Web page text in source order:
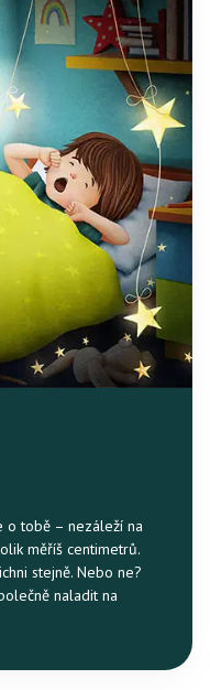
o tobě – nezáleží na
měříš centimetrů.
stejně. Nebo ne?
naladit na